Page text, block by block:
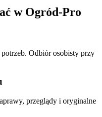
w Ogród-Pro
Odbiór osobisty przy
przeglądy i oryginalne